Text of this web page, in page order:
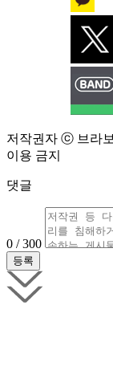
저작권자 ⓒ 브라
이용 금지
댓글
0 / 300